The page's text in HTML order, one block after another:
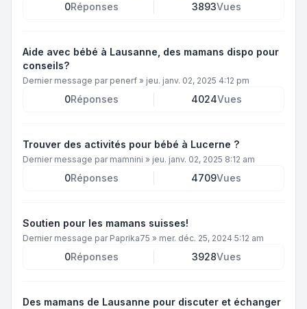
0Réponses 3893Vues
Aide avec bébé à Lausanne, des mamans dispo pour
conseils?
Dernier message par penerf » jeu. janv. 02, 2025 4:12 pm
0Réponses 4024Vues
Trouver des activités pour bébé à Lucerne ?
Dernier message par mamnini » jeu. janv. 02, 2025 8:12 am
0Réponses 4709Vues
Soutien pour les mamans suisses!
Dernier message par Paprika75 » mer. déc. 25, 2024 5:12 am
0Réponses 3928Vues
Des mamans de Lausanne pour discuter et échanger